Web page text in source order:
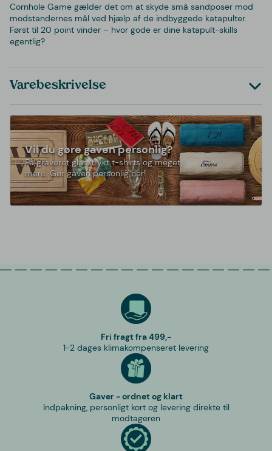
Cornhole Game gælder det om at skyde små sandposer mod
modstandernes mål ved hjælp af de indbyggede katapulter.
Først til 20 point vinder – hvor gode er dine katapult-skills
egentlig?
Varebeskrivelse
Vil du gøre gaven personlig?
Få graveret glas, trykt t-shirts og meget
mere. Gør gaven personlig her!
Fri fragt fra 499,-
1-2 dages klimakompenseret levering
Gaver - ordnet og klart
Indpakning, personligt kort og levering direkte til
modtageren